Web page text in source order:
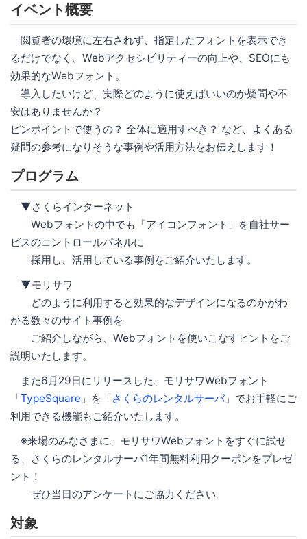
イベント概要
閲覧者の環境に左右されず、指定したフォントを表示でき
るだけでなく、Webアクセシビリティーの向上や、SEOにも
効果的なWebフォント。
導入したいけど、実際どのように使えばいいのか疑問や不
安はありませんか？
ピンポイントで使うの？ 全体に適用すべき？ など、よくある
疑問の参考になりそうな事例や活用方法をお伝えします！
プログラム
▼さくらインターネット
Webフォントの中でも「アイコンフォント」を自社サー
ビスのコントロールパネルに
採用し、活用している事例をご紹介いたします。
▼モリサワ
どのように利用すると効果的なデザインになるのかがわ
かる数々のサイト事例を
ご紹介しながら、Webフォントを使いこなすヒントをご
説明いたします。
また6月29日にリリースした、モリサワWebフォント
「TypeSquare 」を「さくらのレンタルサーバ」でお手軽にご
利用できる機能もご紹介いたします。
※来場のみなさまに、モリサワWebフォントをすぐに試せ
る、さくらのレンタルサーバ1年間無料利用クーポンをプレゼ
ント！
ぜひ当日のアンケートにご協力ください。
対象